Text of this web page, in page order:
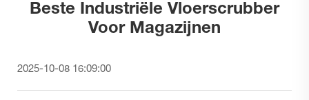
Beste Industriële Vloerscrubber
Voor Magazijnen
2025-10-08 16:09:00